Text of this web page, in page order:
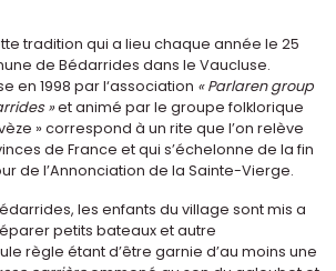
tradition qui a lieu chaque année le 25
de Bédarrides dans le Vaucluse.
en 1998 par l‘association « Parlaren group
»et animé par le groupe folklorique
» correspond à un rite que l’on relève
de France et qui s’échelonne de la fin
de l’Annonciation de la Sainte-Vierge.
les enfants du village sont mis a
petits bateaux et autre
règle étant d’être garnie d’au moins une